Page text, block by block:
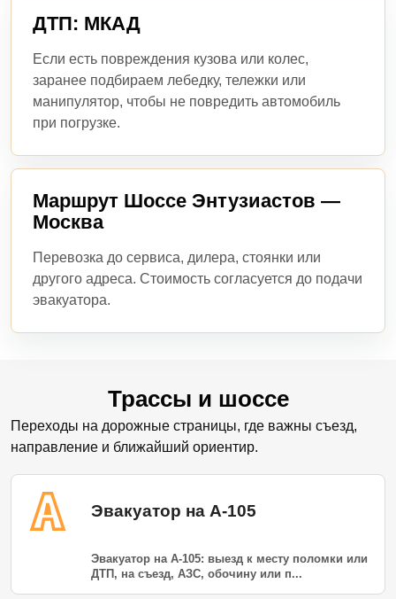
ДТП: МКАД
Если есть повреждения кузова или колес,
заранее подбираем лебедку, тележки или
манипулятор, чтобы не повредить автомобиль
при погрузке.
Маршрут Шоссе Энтузиастов —
Москва
Перевозка до сервиса, дилера, стоянки или
другого адреса. Стоимость согласуется до подачи
эвакуатора.
Трассы и шоссе
Переходы на дорожные страницы, где важны съезд,
направление и ближайший ориентир.
Эвакуатор на А-105
Эвакуатор на А-105: выезд к месту поломки или
ДТП, на съезд, АЗС, обочину или п...